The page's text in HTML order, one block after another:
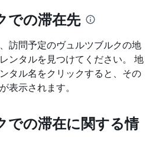
での滞在先
訪問予定のヴュルツブルク​の地
ンタルを見つけてください。 地
タル名をクリックすると、その
表示されます。
での滞在に関する情